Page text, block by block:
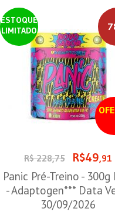
ESTOQUE
LIMITADO
R$ 228,75 R$49,91
Panic Pré-Treino - 300g
- Adaptogen*** Data
30/09/2026